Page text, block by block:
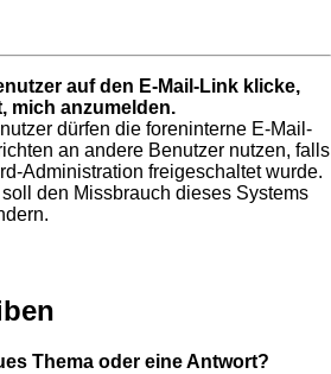
auf den E-Mail-Link klicke,
mich anzumelden.
dürfen die foreninterne E-Mail-
an andere Benutzer nutzen, falls
Administration freigeschaltet wurde.
den Missbrauch dieses Systems
Thema oder eine Antwort?